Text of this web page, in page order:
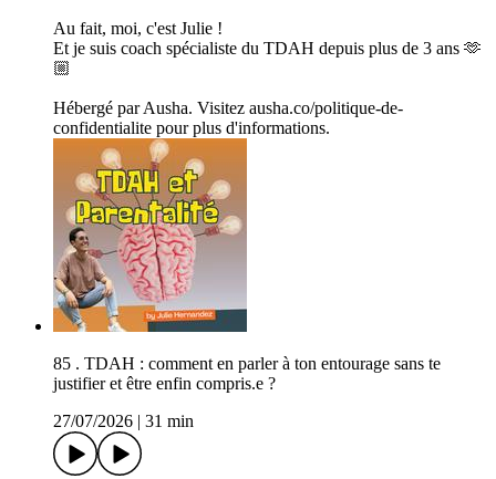
Au fait, moi, c'est Julie !
Et je suis coach spécialiste du TDAH depuis plus de 3 ans 🫶
🏼
Hébergé par Ausha. Visitez ausha.co/politique-de-
confidentialite pour plus d'informations.
85 . TDAH : comment en parler à ton entourage sans te
justifier et être enfin compris.e ?
27/07/2026
31 min